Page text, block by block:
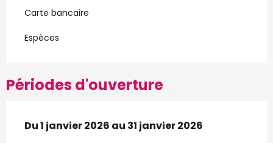
Carte bancaire
Espèces
Périodes d'ouverture
Du1 janvier 2026 au 31 janvier 2026
Du1 janvier 2026 au 31 janvier 2026